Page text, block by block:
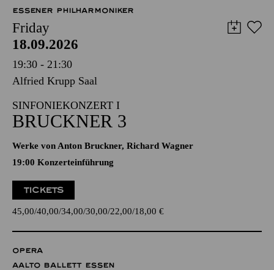
ESSENER PHILHARMONIKER
Friday
18.09.2026
19:30 - 21:30
Alfried Krupp Saal
SINFONIEKONZERT I
BRUCKNER 3
Werke von Anton Bruckner, Richard Wagner
19:00 Konzerteinführung
TICKETS
45,00 40,00 34,00 30,00 22,00 18,00 €
OPERA
AALTO BALLETT ESSEN